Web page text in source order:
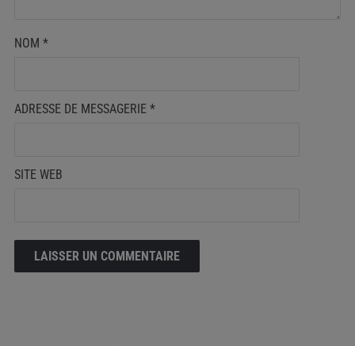
NOM *
ADRESSE DE MESSAGERIE *
SITE WEB